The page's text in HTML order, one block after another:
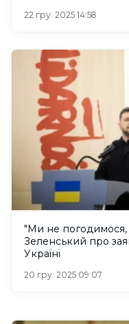
22 гру. 2025 14:58
"Ми не погодимося,
Зеленський про
Україні
20 гру. 2025 09:07